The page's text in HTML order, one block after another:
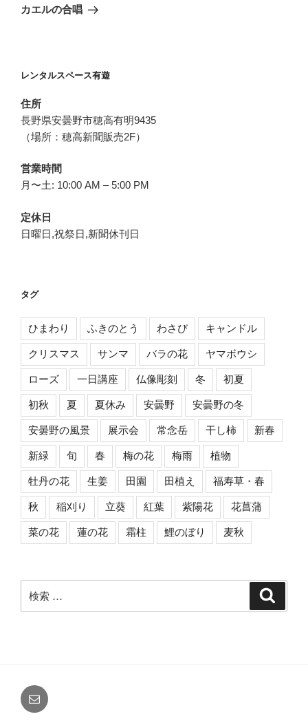
ゲ
ン
稿
の
カエルの合唱
レンタルスペース有遊
住所
長野県安曇野市穂高有明9435
（場所：穂高新聞販売2F）
営業時間
月〜土: 10:00 AM – 5:00 PM
定休日
日曜日,祝祭日,新聞休刊日
タグ
ひまわり ふきのとう わさび キャンドル
クリスマス サンマ バラの花 ヤマボウシ
ローズ 一日講座 仏像彫刻 冬 初夏
初秋 夏 夏休み 安曇野 安曇野の冬
安曇野の風景 展示会 常念岳 干し柿 新春
新緑 旬 春 梅の花 梅雨 植物
牡丹の花 生姜 田園 田植え 福寿草・春
秋 稲刈り 立葵 紅葉 紫陽花 花菖蒲
菜の花 蓮の花 霜柱 鯉のぼり 麦秋
索:
メ
ー